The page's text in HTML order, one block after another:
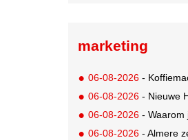
marketing
06-08-2026 -
06-08-2026 - Nieuwe
06-08-2026 - Waarom
06-08-2026 - Almere